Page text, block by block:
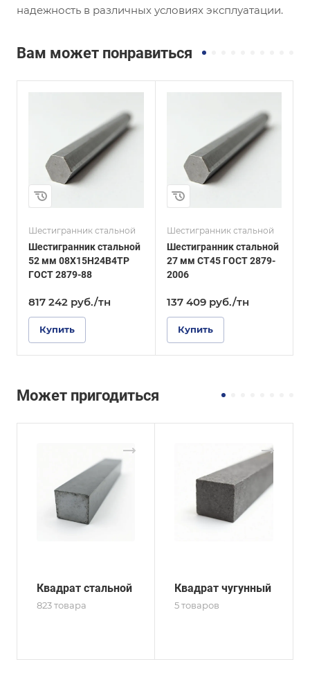
надежность в различных условиях эксплуатации.
Вам может понравиться
Шестигранник стальной
Шестигранник стальной
52 мм 08Х15Н24В4ТР
ГОСТ 2879-88
817 242 руб./тн
Купить
Сплав / Марка стали
ГОСТ, ТУ
ГОСТ 2879-2006
Технология
изготовления
27 Шестигранник стальной
Шестигранник стальной
27 мм СТ45 ГОСТ 2879-
2006
137 409 руб./тн
Купить
Сплав / Марка стали
08Х15Н24В4ТР
ГОСТ, ТУ
ГОСТ 2879-88
Технология
изготовления
14
Может пригодиться
Квадрат стальной
823 товара
Квадрат чугунный
5 товаров